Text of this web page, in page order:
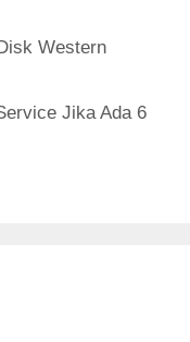
Western
Jika Ada 6